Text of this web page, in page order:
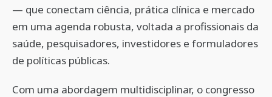
— que conectam ciência, prática clínica e mercado
em uma agenda robusta, voltada a profissionais da
saúde, pesquisadores, investidores e formuladores
de políticas públicas.
Com uma abordagem multidisciplinar, o congresso